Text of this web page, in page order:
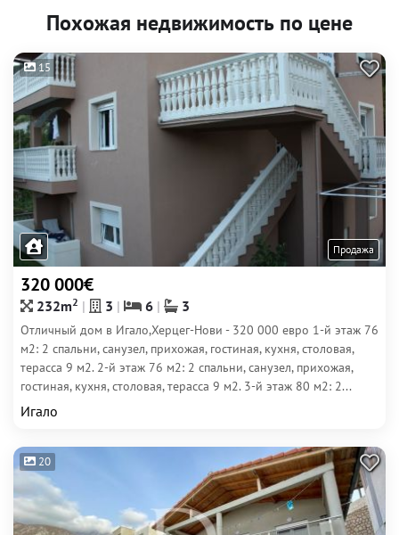
Похожая недвижимость по цене
15
Продажа
320 000€
232m2 3 6 3
Отличный дом в Игало,Херцег-Нови - 320 000 евро 1-й этаж 76
м2: 2 спальни, санузел, прихожая, гостиная, кухня, столовая,
терасса 9 м2. 2-й этаж 76 м2: 2 спальни, санузел, прихожая,
гостиная, кухня, столовая, терасса 9 м2. 3-й этаж 80 м2: 2...
Игало
20